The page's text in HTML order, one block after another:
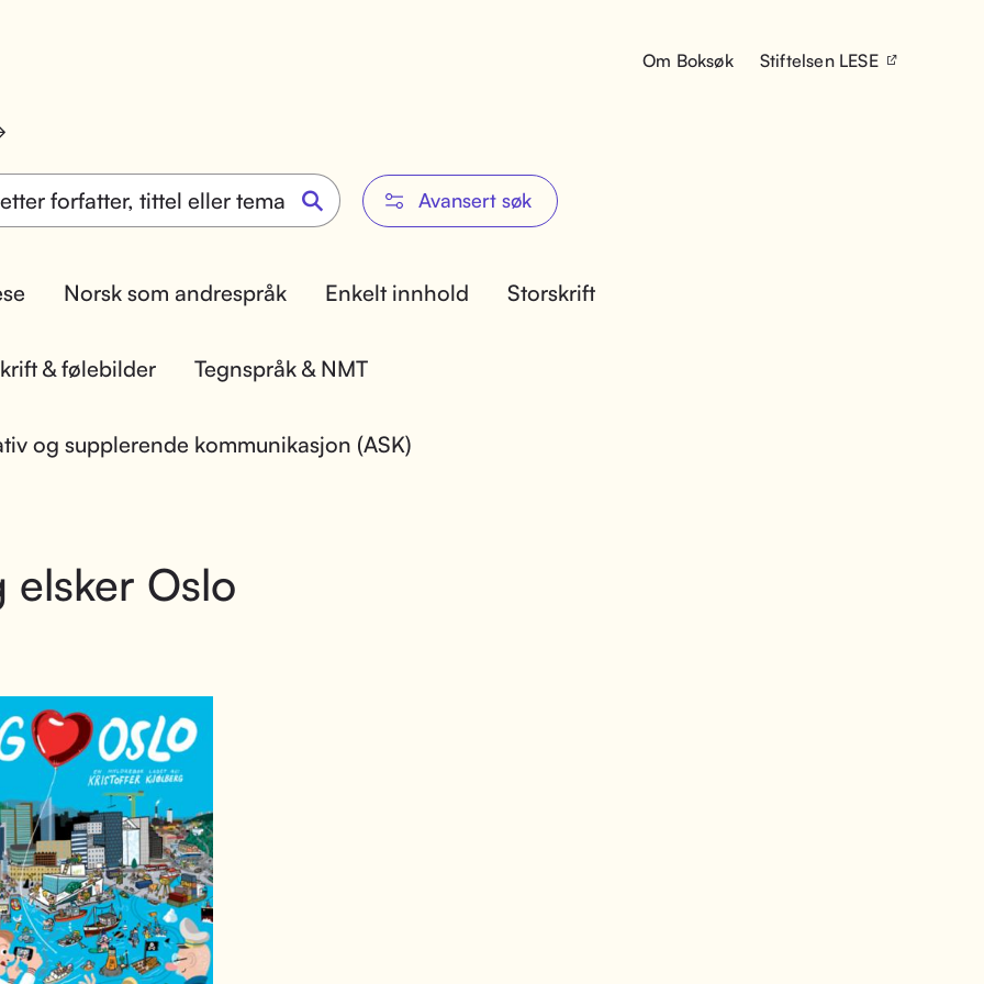
Om Boksøk Stiftelsen LESE
Avansert søk
Norsk som andrespråk Enkelt innhold Storskrift
& følebilder Tegnspråk & NMT
og supplerende kommunikasjon (ASK)
elsker Oslo